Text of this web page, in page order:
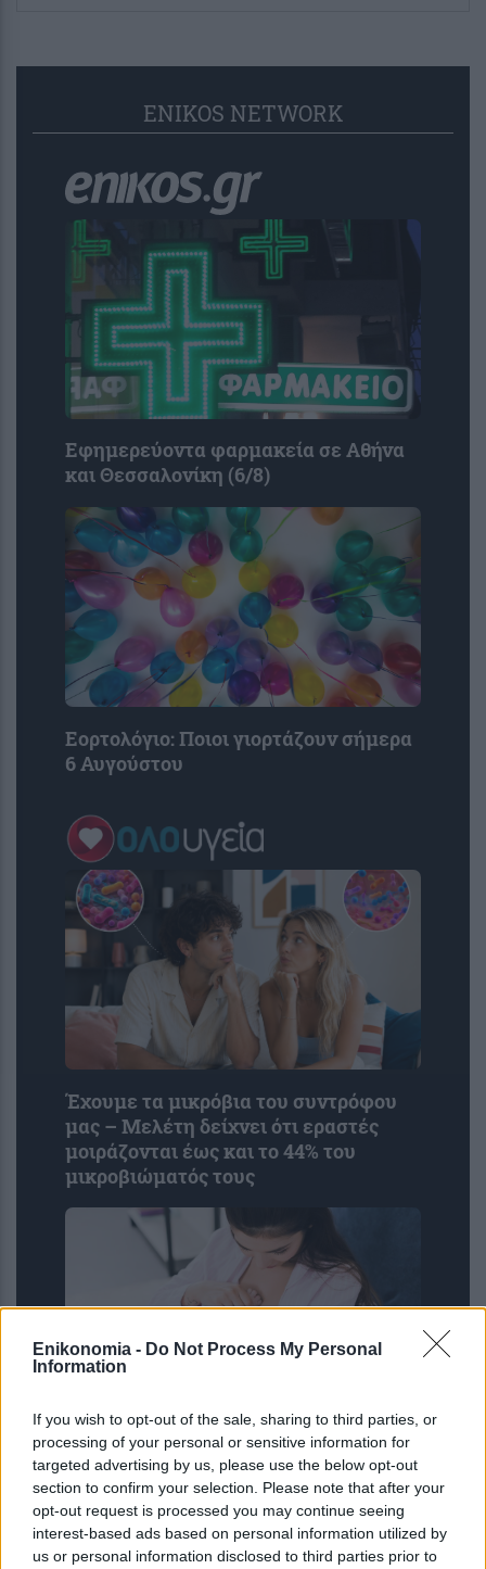
Enikonomia - Do Not Process My Personal
Information
If you wish to opt-out of the sale, sharing to third parties, or
processing of your personal or sensitive information for
targeted advertising by us, please use the below opt-out
section to confirm your selection. Please note that after your
opt-out request is processed you may continue seeing
interest-based ads based on personal information utilized by
us or personal information disclosed to third parties prior to
ENIKOS NETWORK
Εφημερεύοντα φαρμακεία σε Αθήνα
και Θεσσαλονίκη (6/8)
Εορτολόγιο: Ποιοι γιορτάζουν σήμερα
6 Αυγούστου
Έχουμε τα μικρόβια του συντρόφου
μας – Μελέτη δείχνει ότι εραστές
μοιράζονται έως και το 44% του
μικροβιώματός τους
Μητρικός θηλασμός: Η πρώτη
επένδυση στην υγεία του παιδιού – Τα
οφέλη που διαρκούν μια ζωή